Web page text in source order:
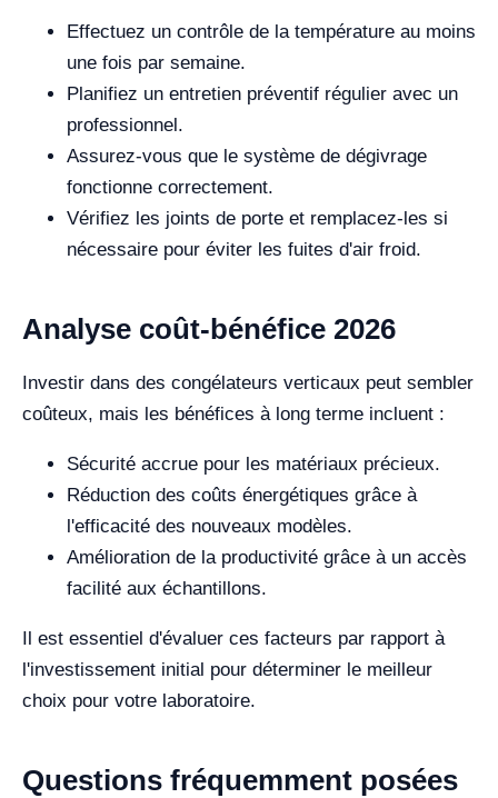
Effectuez un contrôle de la température au moins
une fois par semaine.
Planifiez un entretien préventif régulier avec un
professionnel.
Assurez-vous que le système de dégivrage
fonctionne correctement.
Vérifiez les joints de porte et remplacez-les si
nécessaire pour éviter les fuites d'air froid.
Analyse coût-bénéfice 2026
Investir dans des congélateurs verticaux peut sembler
coûteux, mais les bénéfices à long terme incluent :
Sécurité accrue pour les matériaux précieux.
Réduction des coûts énergétiques grâce à
l'efficacité des nouveaux modèles.
Amélioration de la productivité grâce à un accès
facilité aux échantillons.
Il est essentiel d'évaluer ces facteurs par rapport à
l'investissement initial pour déterminer le meilleur
choix pour votre laboratoire.
Questions fréquemment posées